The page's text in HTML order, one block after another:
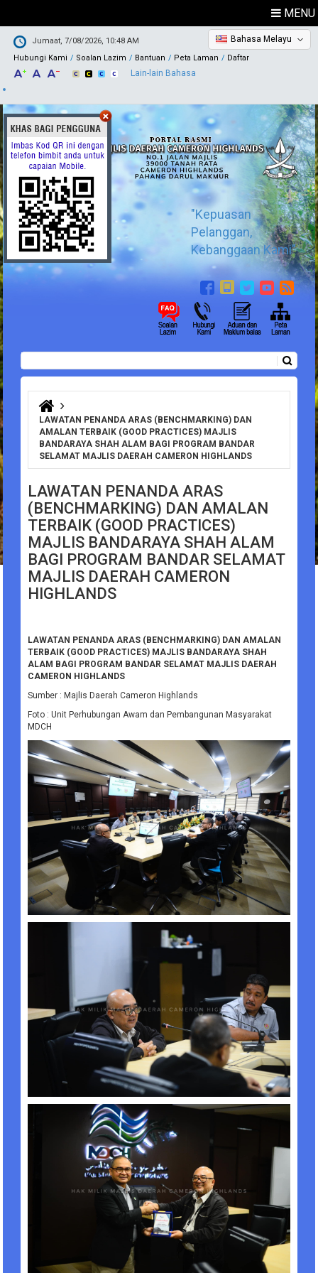
MENU
Jumaat, 7/08/2026, 10:48 AM
Hubungi Kami
Soalan Lazim Bantuan Peta Laman Daftar
Bahasa Melayu
Lain-lain Bahasa
"Kepuasan
Pelanggan,
Kebanggaan Kami"
Borang carian
Anda di sini
LAWATAN PENANDA ARAS (BENCHMARKING) DAN
AMALAN TERBAIK (GOOD PRACTICES) MAJLIS
BANDARAYA SHAH ALAM BAGI PROGRAM BANDAR
SELAMAT MAJLIS DAERAH CAMERON HIGHLANDS
LAWATAN PENANDA ARAS
(BENCHMARKING) DAN AMALAN
TERBAIK (GOOD PRACTICES)
MAJLIS BANDARAYA SHAH ALAM
BAGI PROGRAM BANDAR SELAMAT
MAJLIS DAERAH CAMERON
HIGHLANDS
LAWATAN PENANDA ARAS (BENCHMARKING) DAN AMALAN
TERBAIK (GOOD PRACTICES) MAJLIS BANDARAYA SHAH
ALAM BAGI PROGRAM BANDAR SELAMAT MAJLIS DAERAH
CAMERON HIGHLANDS
Sumber : Majlis Daerah Cameron Highlands
Foto : Unit Perhubungan Awam dan Pembangunan Masyarakat
MDCH